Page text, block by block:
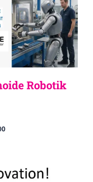
Robotik